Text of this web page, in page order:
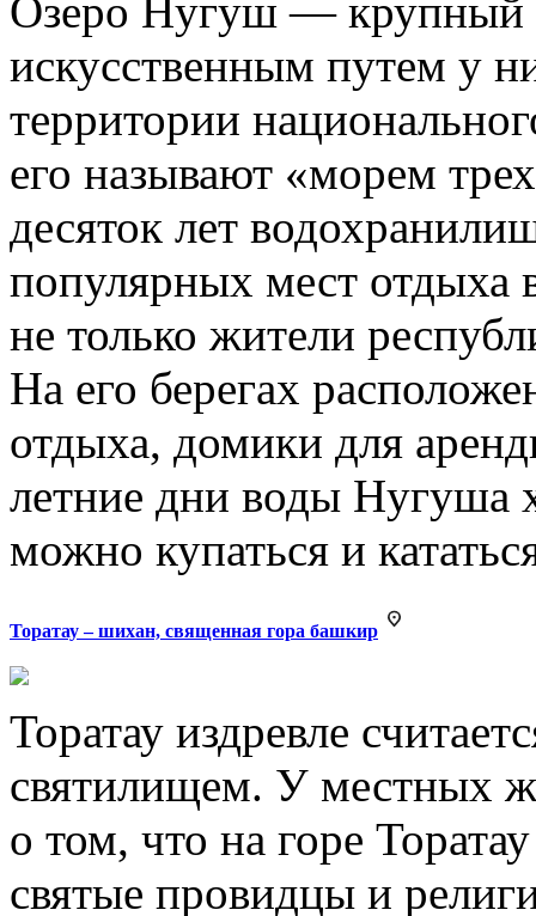
Озеро Нугуш — крупный
искусственным путем у
территории
его называют «морем
десяток лет
популярных мест
не только жители
На его берегах
отдыха, домики для
летние дни воды Нугуша
можно купаться и
Торатау – шихан, священная гора башкир
Торатау издревле
святилищем. У местных
о том, что на горе
святые провидцы и